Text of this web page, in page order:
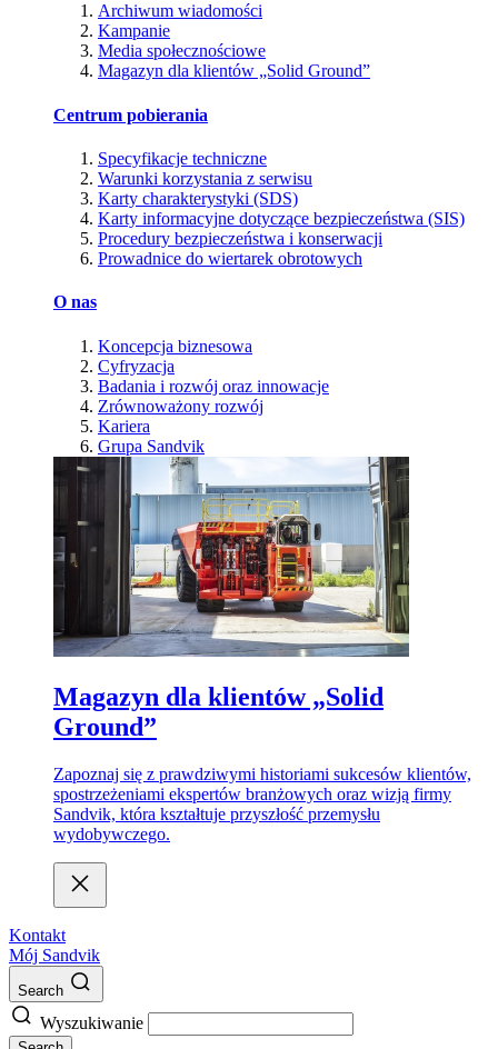
Archiwum wiadomości
Kampanie
Media społecznościowe
Magazyn dla klientów „Solid Ground”
Centrum pobierania
Specyfikacje techniczne
Warunki korzystania z serwisu
Karty charakterystyki (SDS)
Karty informacyjne dotyczące bezpieczeństwa (SIS)
Procedury bezpieczeństwa i konserwacji
Prowadnice do wiertarek obrotowych
O nas
Koncepcja biznesowa
Cyfryzacja
Badania i rozwój oraz innowacje
Zrównoważony rozwój
Kariera
Grupa Sandvik
Magazyn dla klientów „Solid
Ground”
Zapoznaj się z prawdziwymi historiami sukcesów klientów,
spostrzeżeniami ekspertów branżowych oraz wizją firmy
Sandvik, która kształtuje przyszłość przemysłu
wydobywczego.
Kontakt
Mój Sandvik
Search
Wyszukiwanie